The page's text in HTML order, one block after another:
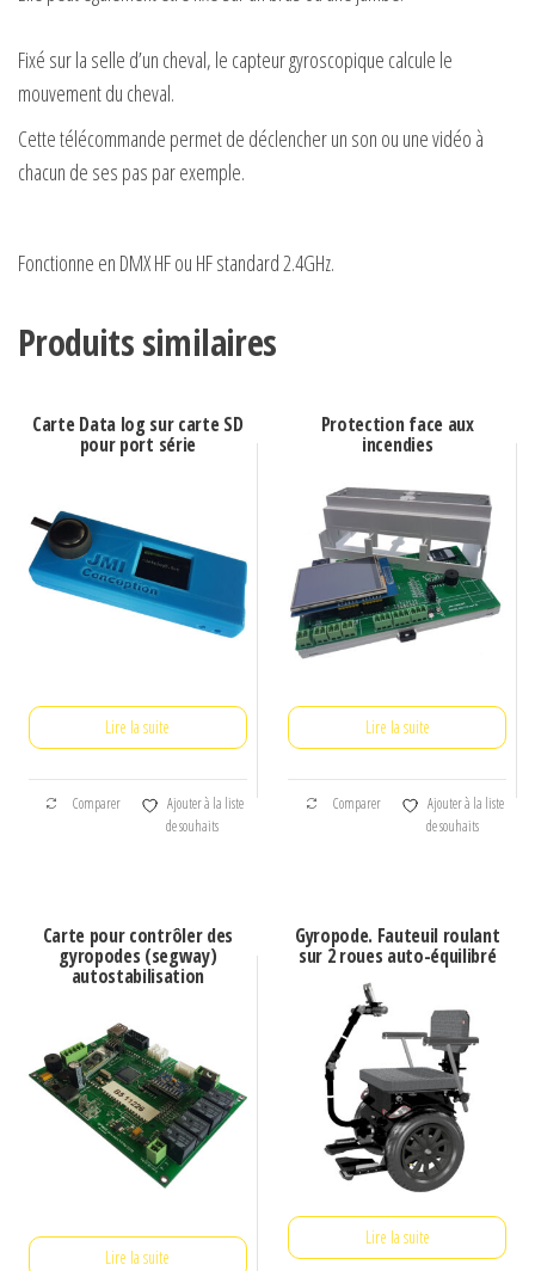
Fixé sur la selle d’un cheval, le capteur gyroscopique calcule le
mouvement du cheval.
Cette télécommande permet de déclencher un son ou une vidéo à
chacun de ses pas par exemple.
Fonctionne en DMX HF ou HF standard 2.4GHz.
Produits similaires
Carte Data log sur carte SD
pour port série
Lire la suite
Comparer
Ajouter à la liste
de souhaits
Protection face aux
incendies
Lire la suite
Comparer
Ajouter à la liste
de souhaits
Carte pour contrôler des
gyropodes (segway)
autostabilisation
Lire la suite
Gyropode. Fauteuil roulant
sur 2 roues auto-équilibré
Lire la suite